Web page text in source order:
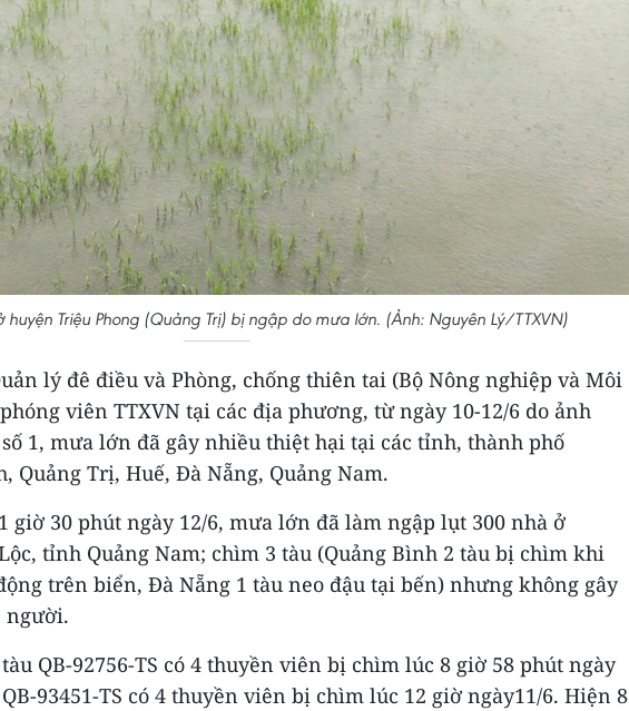
huyện Triệu Phong (Quảng Trị) bị ngập do mưa lớn. (Ảnh: Nguyên Lý/TTXVN)
lý đê điều và Phòng, chống thiên tai (Bộ Nông nghiệp và Môi
viên TTXVN tại các địa phương, từ ngày 10-12/6 do ảnh
1, mưa lớn đã gây nhiều thiệt hại tại các tỉnh, thành phố
Quảng Trị, Huế, Đà Nẵng, Quảng Nam.
giờ 30 phút ngày 12/6, mưa lớn đã làm ngập lụt 300 nhà ở
tỉnh Quảng Nam; chìm 3 tàu (Quảng Bình 2 tàu bị chìm khi
trên biển, Đà Nẵng 1 tàu neo đậu tại bến) nhưng không gây
người.
tàu QB-92756-TS có 4 thuyền viên bị chìm lúc 8 giờ 58 phút ngày
93451-TS có 4 thuyền viên bị chìm lúc 12 giờ ngày11/6. Hiện 8